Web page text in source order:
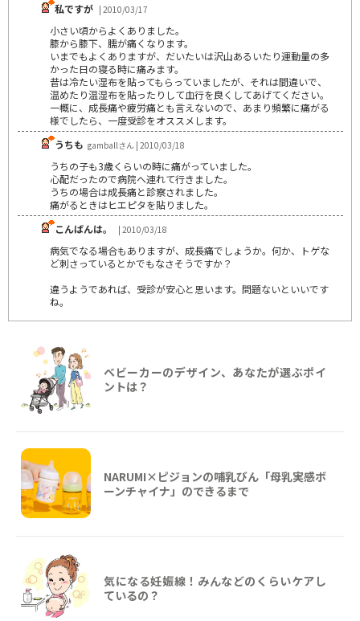
私ですが | 2010/03/17
小さい頃からよくありました。
膝から膝下、臑が痛くなります。
いまでもよくありますが、だいたいは沢山あるいたり運動量の多
かった日の寝る時に痛みます。
昔は冷たい湿布を貼ってもらっていましたが、それは間違いで、
温めたり温湿布を貼ったりして血行を良くしてあげてください。
一概に、成長痛や疲労痛とも言えないので、あまり頻繁に痛がる
様でしたら、一度受診をオススメします。
うちも gamballさん | 2010/03/18
うちの子も3歳くらいの時に痛がっていました。
心配だったので病院へ連れて行きました。
うちの場合は成長痛と診察されました。
痛がるときはヒエピタを貼りました。
こんばんは。
| 2010/03/18
病気でなる場合もありますが、成長痛でしょうか。何か、トゲな
ど刺さっているとかでもなさそうですか？
違うようであれば、受診が安心と思います。問題ないといいです
ね。
ベビーカーのデザイン、あなたが選ぶポイ
ントは？
NARUMI×ピジョンの哺乳びん「母乳実感ボ
ーンチャイナ」のできるまで
気になる妊娠線！みんなどのくらいケアし
ているの？